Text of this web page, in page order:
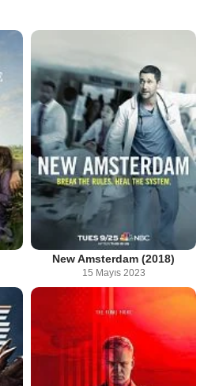
New Amsterdam (2018)
15 Mayıs 2023